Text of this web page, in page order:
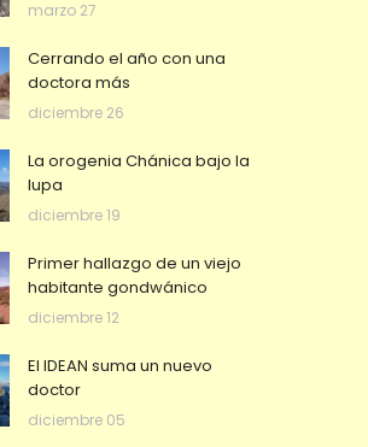
marzo 27
Cerrando el año con una
doctora más
diciembre 26
La orogenia Chánica bajo la
lupa
diciembre 19
Primer hallazgo de un viejo
habitante gondwánico
diciembre 12
El IDEAN suma un nuevo
doctor
diciembre 05